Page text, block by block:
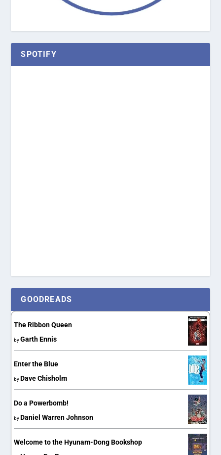
SPOTIFY
GOODREADS
The Ribbon Queen
byGarth Ennis
Enter the Blue
by Dave Chisholm
Do a Powerbomb!
by Daniel Warren Johnson
Welcome to the Hyunam-Dong Bookshop